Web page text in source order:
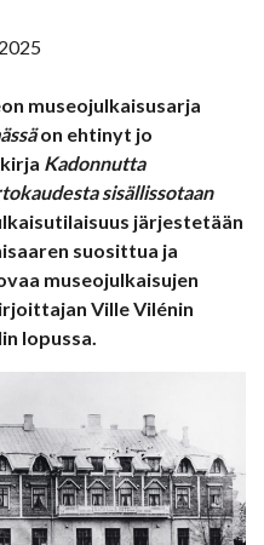
museojulkaisusarja
on ehtinyt jo
Kadonnutta
sisällissotaan
järjestetään
suosittua ja
museojulkaisujen
Ville Vilénin
lopussa.